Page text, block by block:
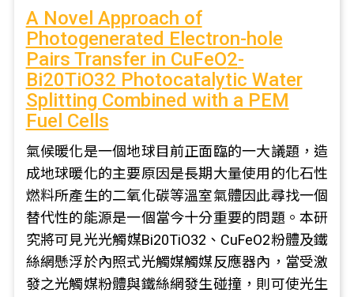
A Novel Approach of
Photogenerated Electron-hole
Pairs Transfer in CuFeO2-
Bi20TiO32 Photocatalytic Water
Splitting Combined with a PEM
Fuel Cells
氣候暖化是一個地球目前正面臨的一大議題，造
成地球暖化的主要原因是長期大量使用的化石性
燃料所產生的二氧化碳等溫室氣體因此尋找一個
替代性的能源是一個當今十分重要的問題。本研
究將可見光光觸媒Bi20TiO32、CuFeO2粉體及鐵
絲網懸浮於內照式光觸媒觸媒反應器內，當受激
發之光觸媒粉體與鐵絲網發生碰撞，則可使光生